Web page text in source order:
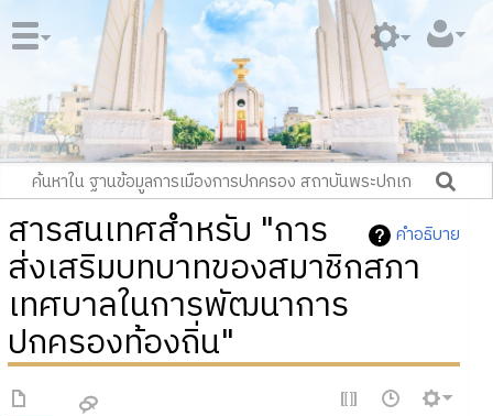
คำอธิบาย
สารสนเทศสำหรับ "การ
ส่งเสริมบทบาทของสมาชิกสภา
เทศบาลในการพัฒนาการ
ปกครองท้องถิ่น"